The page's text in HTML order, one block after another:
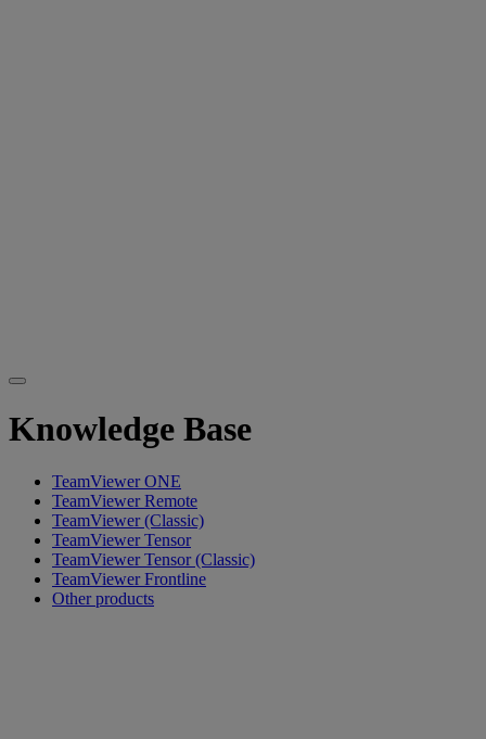
Knowledge Base
TeamViewer ONE
TeamViewer Remote
TeamViewer (Classic)
TeamViewer Tensor
TeamViewer Tensor (Classic)
TeamViewer Frontline
Other products